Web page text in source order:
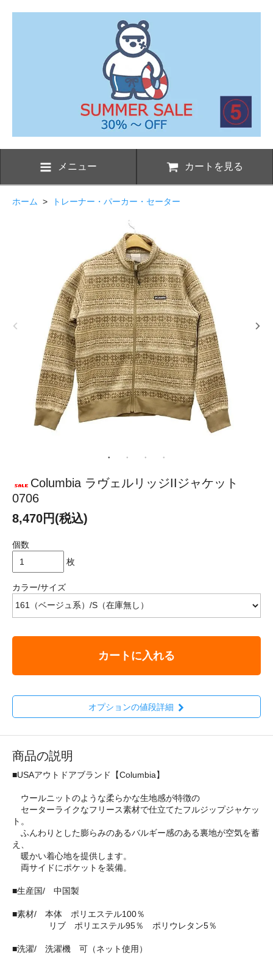
メニュー カートを見る
ホーム > トレーナー・パーカー・セーター
Columbia ラヴェルリッジIIジャケット
0706
8,470円(税込)
個数
枚
カラー/サイズ
カートに入れる
オプションの値段詳細
商品の説明
■USAアウトドアブランド【Columbia】
ウールニットのような柔らかな生地感が特徴の
セーターライクなフリース素材で仕立てたフルジップジャケッ
ト。
ふんわりとした膨らみのあるバルギー感のある裏地が空気を蓄
え、
暖かい着心地を提供します。
両サイドにポケットを装備。
■生産国/ 中国製
■素材/ 本体 ポリエステル100％
リブ ポリエステル95％ ポリウレタン5％
■洗濯/ 洗濯機 可（ネット使用）